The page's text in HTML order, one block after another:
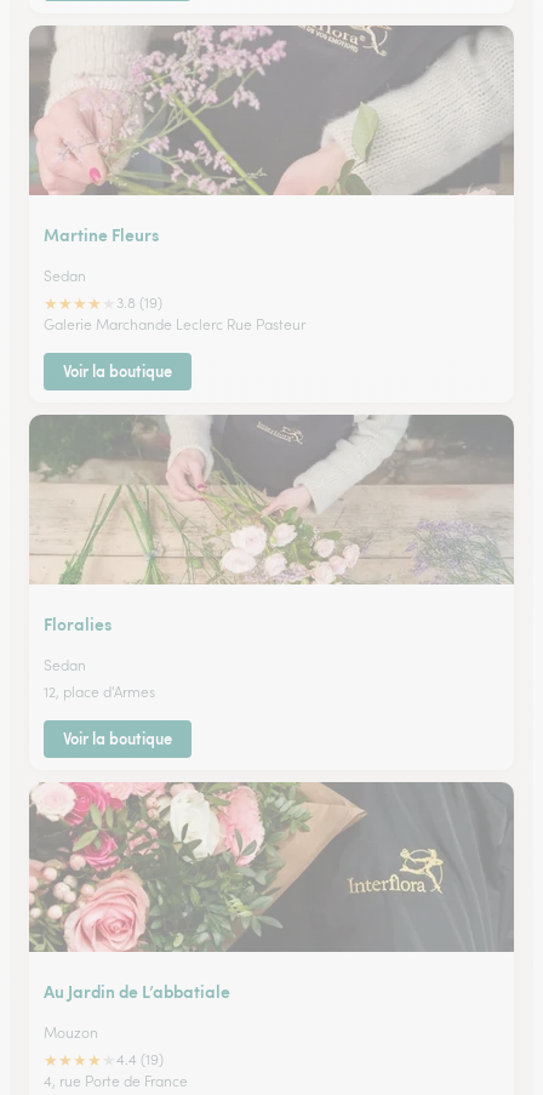
Martine Fleurs
Sedan
★★★★
3.8 (19)
Galerie Marchande Leclerc Rue Pasteur
Voir la boutique
Floralies
Sedan
12, place d'Armes
Voir la boutique
Au Jardin de L’abbatiale
Mouzon
★★★★
4.4 (19)
4, rue Porte de France